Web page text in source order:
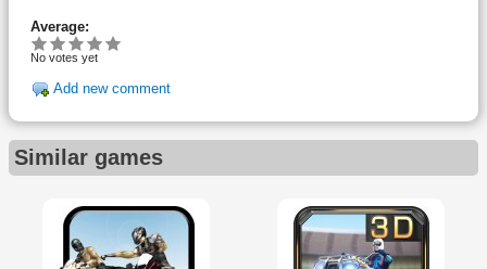
Average:
No votes yet
Add new comment
Similar games